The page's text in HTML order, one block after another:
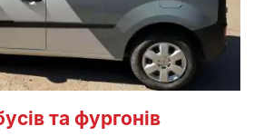
та фургонів